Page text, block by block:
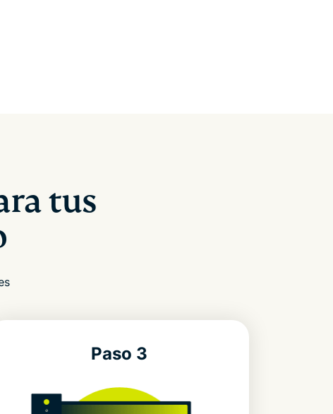
tus
Paso 3